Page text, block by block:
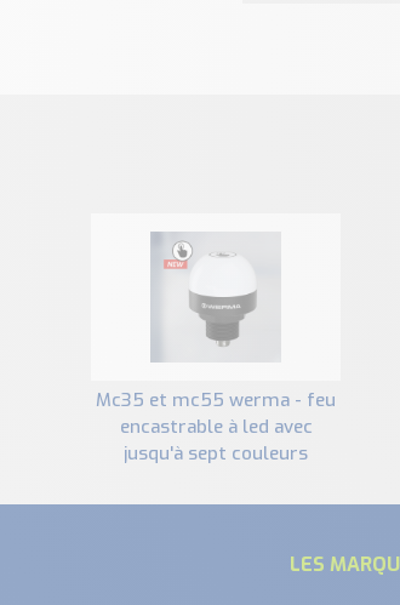
mc35 et mc55 werma - feu
encastrable à led avec
jusqu'à sept couleurs
LES